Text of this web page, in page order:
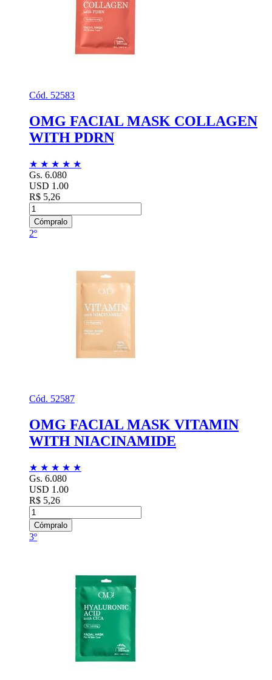
Cód. 52583
OMG FACIAL MASK COLLAGEN
WITH PDRN
★ ★ ★ ★ ★
Gs. 6.080
USD 1.00
R$ 5,26
Cómpralo
2º
Cód. 52587
OMG FACIAL MASK VITAMIN
WITH NIACINAMIDE
★ ★ ★ ★ ★
Gs. 6.080
USD 1.00
R$ 5,26
Cómpralo
3º